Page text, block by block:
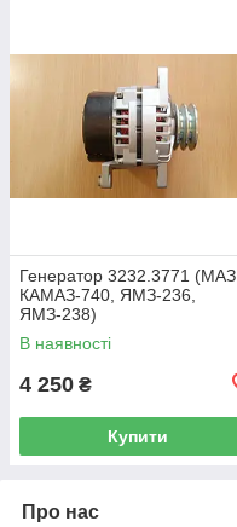
Генератор 3232.3771 (МАЗ,
КАМАЗ-740, ЯМЗ-236,
ЯМЗ-238)
В наявності
4 250 ₴
Купити
Про нас